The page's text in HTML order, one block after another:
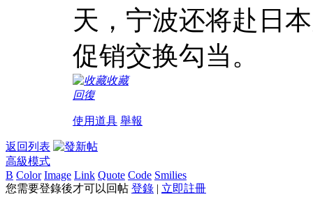
天，宁波还将赴日
促销交换勾当。
收藏
回復
使用道具 舉報
返回列表
高級模式
B Color Image Link Quote Code Smilies
您需要登錄後才可以回帖 登錄 | 立即註冊